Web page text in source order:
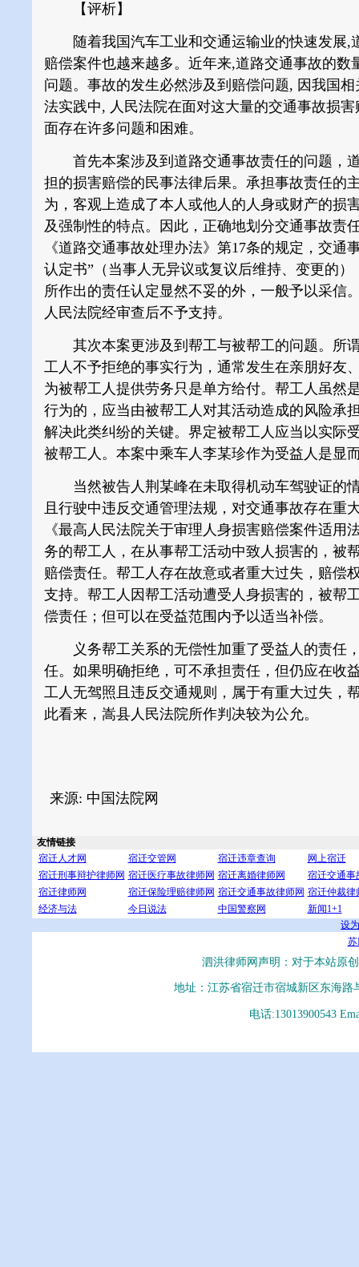
【评析】
随着我国汽车工业和交通运输业的快速发展,
赔偿案件也越来越多。近年来,道路交通事故的
问题。事故的发生必然涉及到赔偿问题, 因我国
法实践中, 人民法院在面对这大量的交通事故损
面存在许多问题和困难。
首先本案涉及到道路交通事故责任的问题，
担的损害赔偿的民事法律后果。承担事故责任的
为，客观上造成了本人或他人的人身或财产的损
及强制性的特点。因此，正确地划分交通事故责
《道路交通事故处理办法》第17条的规定，交
认定书”（当事人无异议或复议后维持、变更的
所作出的责任认定显然不妥的外，一般予以采信
人民法院经审查后不予支持。
其次本案更涉及到帮工与被帮工的问题。所
工人不予拒绝的事实行为，通常发生在亲朋好友
为被帮工人提供劳务只是单方给付。帮工人虽然
行为的，应当由被帮工人对其活动造成的风险承
解决此类纠纷的关键。界定被帮工人应当以实际
被帮工人。本案中乘车人李某珍作为受益人是显
当然被告人荆某峰在未取得机动车驾驶证的
且行驶中违反交通管理法规，对交通事故存在
《最高人民法院关于审理人身损害赔偿案件适
务的帮工人，在从事帮工活动中致人损害的，被
赔偿责任。帮工人存在故意或者重大过失，赔偿
支持。帮工人因帮工活动遭受人身损害的，被帮
偿责任；但可以在受益范围内予以适当补偿。
义务帮工关系的无偿性加重了受益人的责任
任。如果明确拒绝，可不承担责任，但仍应在收
工人无驾照且违反交通规则，属于有重大过失，
此看来，嵩县人民法院所作判决较为公允。
来源: 中国法院网
友情链接
宿迁人才网
宿迁交管网 宿迁违章查询
网上宿迁
宿迁刑事辩护律师网 宿迁医疗事故律师网 宿迁离婚律师网
宿迁交通事
宿迁律师网
宿迁保险理赔律师网 宿迁交通事故律师网 宿迁仲裁律
经济与法
今日说法 中国警察网
新闻1+1
设
苏
泗洪律师网声明：对于本站原
地址：江苏省宿迁市宿城新区东海路
电话:13013900543